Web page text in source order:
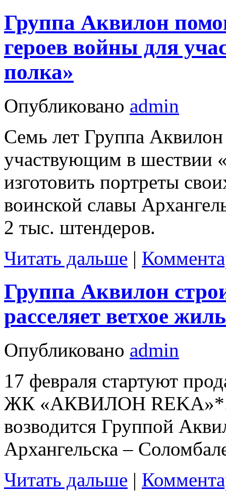
Группа Аквилон
героев войны для
полка»
Опубликовано admin
Семь лет Группа Аквилон
участвующим в шествии
изготовить портреты
воинской славы
2 тыс. штендеров.
Читать дальше |
Группа Аквилон
расселяет ветхое
Опубликовано admin
17 февраля стартуют
ЖК «АКВИЛОН REKA»*.
возводится Группой
Архангельска –
Читать дальше |